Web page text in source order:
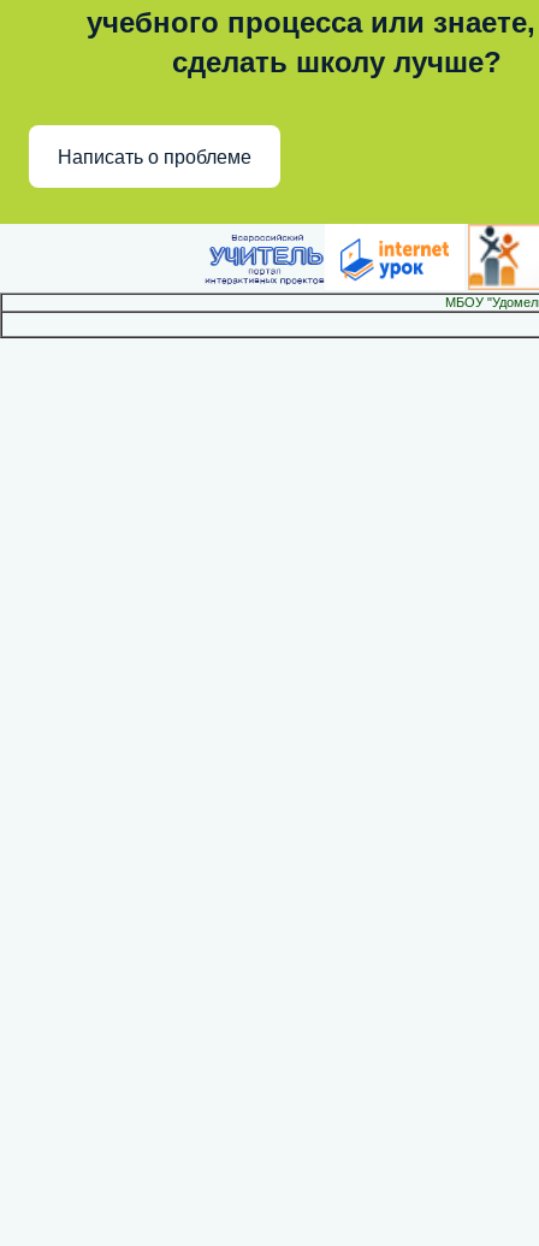
учебного процесса или знаете,
сделать школу лучше?
Написать о проблеме
МБОУ